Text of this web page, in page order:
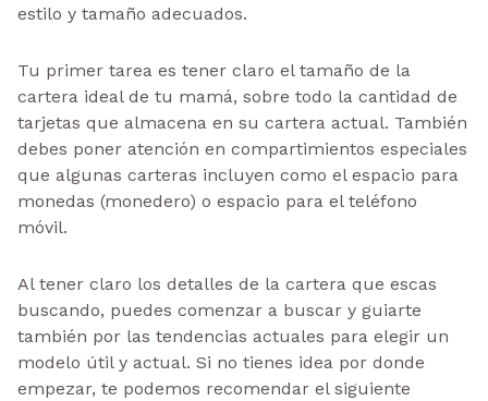
estilo y tamaño adecuados.
Tu primer tarea es tener claro el tamaño de la
cartera ideal de tu mamá, sobre todo la cantidad de
tarjetas que almacena en su cartera actual. También
debes poner atención en compartimientos especiales
que algunas carteras incluyen como el espacio para
monedas (monedero) o espacio para el teléfono
móvil.
Al tener claro los detalles de la cartera que escas
buscando, puedes comenzar a buscar y guiarte
también por las tendencias actuales para elegir un
modelo útil y actual. Si no tienes idea por donde
empezar, te podemos recomendar el siguiente